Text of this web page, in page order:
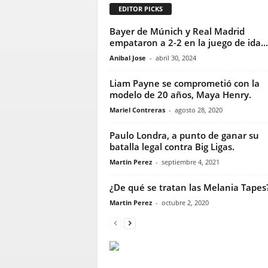
EDITOR PICKS
Bayer de Múnich y Real Madrid
empataron a 2-2 en la juego de ida...
Anibal Jose - abril 30, 2024
Liam Payne se comprometió con la
modelo de 20 años, Maya Henry.
Mariel Contreras - agosto 28, 2020
Paulo Londra, a punto de ganar su
batalla legal contra Big Ligas.
Martin Perez - septiembre 4, 2021
¿De qué se tratan las Melania
Martin Perez - octubre 2, 2020